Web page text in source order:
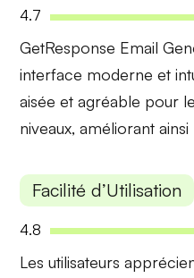
4.7
GetResponse Email
interface moderne et
aisée et agréable pour
niveaux, améliorant
Facilité d’Utilisation
4.8
Les utilisateurs